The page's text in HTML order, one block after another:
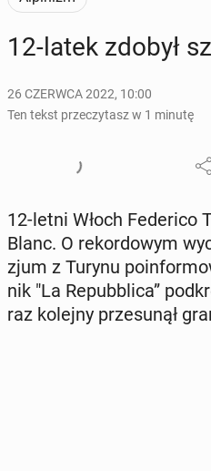
12-latek zdobył
26 CZERWCA 2022, 10:00
Ten tekst przeczytasz w 1 minutę
12-letni Włoch Fe­de­ri­co
Blanc. O re­kor­do­wym
zjum z Turynu
nik "La Re­pub­bli­ca”
raz kolejny prze­su­nął